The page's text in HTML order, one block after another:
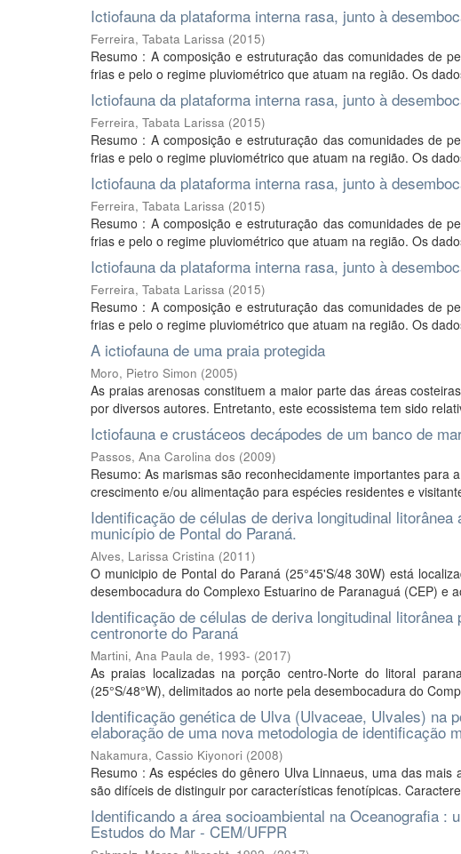
Ictiofauna da plataforma interna rasa, junto à
Ferreira, Tabata Larissa (2015)
Resumo : A composição e estruturação das comunidades de
frias e pelo o regime pluviométrico que atuam na região. Os
Ictiofauna da plataforma interna rasa, junto à
Ferreira, Tabata Larissa (2015)
Resumo : A composição e estruturação das comunidades de
frias e pelo o regime pluviométrico que atuam na região. Os
Ictiofauna da plataforma interna rasa, junto à
Ferreira, Tabata Larissa (2015)
Resumo : A composição e estruturação das comunidades de
frias e pelo o regime pluviométrico que atuam na região. Os
Ictiofauna da plataforma interna rasa, junto à
Ferreira, Tabata Larissa (2015)
Resumo : A composição e estruturação das comunidades de
frias e pelo o regime pluviométrico que atuam na região. Os
A ictiofauna de uma praia protegida
Moro, Pietro Simon (2005)
As praias arenosas constituem a maior parte das áreas
por diversos autores. Entretanto, este ecossistema tem sido
Ictiofauna e crustáceos decápodes de um banco de
Passos, Ana Carolina dos (2009)
Resumo: As marismas são reconhecidamente importantes
crescimento e/ou alimentação para espécies residentes e
Identificação de células de deriva longitudinal
município de Pontal do Paraná.
Alves, Larissa Cristina (2011)
O municipio de Pontal do Paraná (25°45'S/48 30W) está
desembocadura do Complexo Estuarino de Paranaguá (CEP) e
Identificação de células de deriva longitudinal
centronorte do Paraná
Martini, Ana Paula de, 1993- (2017)
As praias localizadas na porção centro-Norte do litoral
(25°S/48°W), delimitados ao norte pela desembocadura do
Identificação genética de Ulva (Ulvaceae, Ulvales) na
elaboração de uma nova metodologia de identificação
Nakamura, Cassio Kiyonori (2008)
Resumo : As espécies do gênero Ulva Linnaeus, uma das
são difíceis de distinguir por características fenotípicas.
Identificando a área socioambiental na Oceanografia :
Estudos do Mar - CEM/UFPR